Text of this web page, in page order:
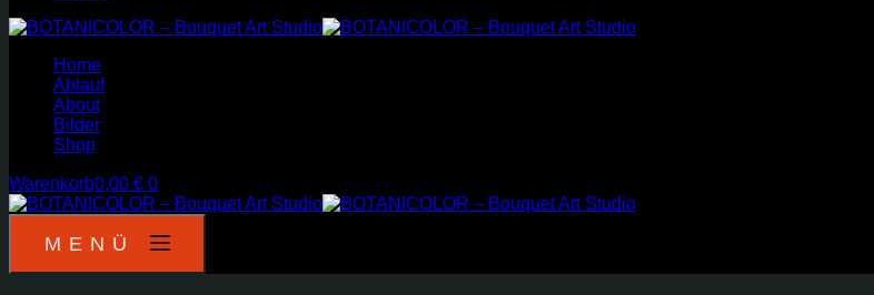
Home
Ablauf
About
Bilder
Shop
Warenkorb0,00 € 0
MENÜ